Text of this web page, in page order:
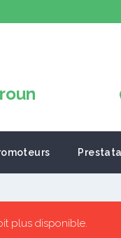
plus disponible.